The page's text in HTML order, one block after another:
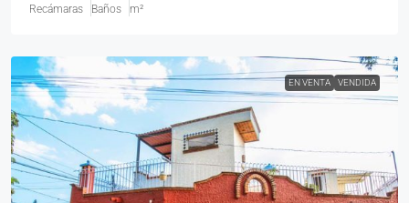
Recámaras Baños m²
EN VENTA VENDIDA